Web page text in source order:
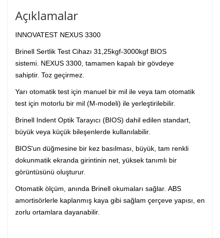
Açıklamalar
INNOVATEST NEXUS 3300
Brinell Sertlik Test Cihazı 31,25kgf-3000kgf BIOS
sistemi. NEXUS 3300, tamamen kapalı bir gövdeye
sahiptir. Toz geçirmez.
Yarı otomatik test için manuel bir mil ile veya tam otomatik
test için motorlu bir mil (M-modeli) ile yerleştirilebilir.
Brinell Indent Optik Tarayıcı (BIOS) dahil edilen standart,
büyük veya küçük bileşenlerde kullanılabilir.
BIOS'un düğmesine bir kez basılması, büyük, tam renkli
dokunmatik ekranda girintinin net, yüksek tanımlı bir
görüntüsünü oluşturur.
Otomatik ölçüm, anında Brinell okumaları sağlar. ABS
amortisörlerle kaplanmış kaya gibi sağlam çerçeve yapısı, en
zorlu ortamlara dayanabilir.